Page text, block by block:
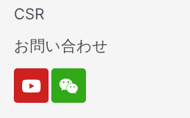
CSR
お問い合わせ
Y
o
W
e